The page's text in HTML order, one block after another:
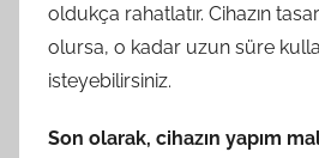
oldukça rahatlatır. Cihazın
olursa, o kadar uzun süre
isteyebilirsiniz.
Son olarak, cihazın yapım